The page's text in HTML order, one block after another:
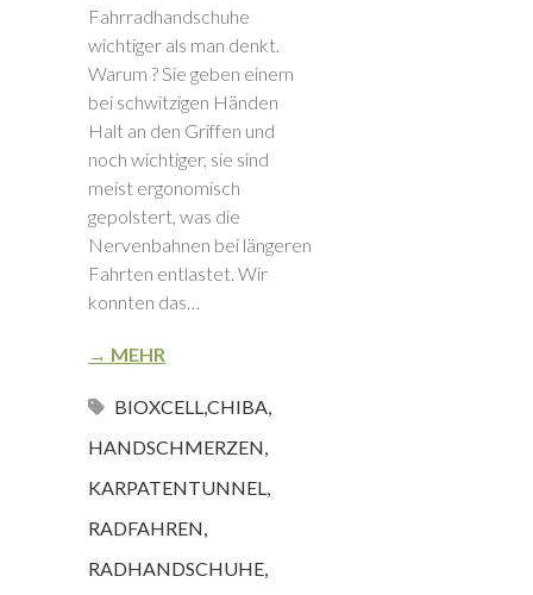
Fahrradhandschuhe
wichtiger als man denkt.
Warum ? Sie geben einem
bei schwitzigen Händen
Halt an den Griffen und
noch wichtiger, sie sind
meist ergonomisch
gepolstert, was die
Nervenbahnen bei längeren
Fahrten entlastet. Wir
konnten das…
→ MEHR
BIOXCELL CHIBA
HANDSCHMERZEN
KARPATENTUNNEL
RADFAHREN
RADHANDSCHUHE